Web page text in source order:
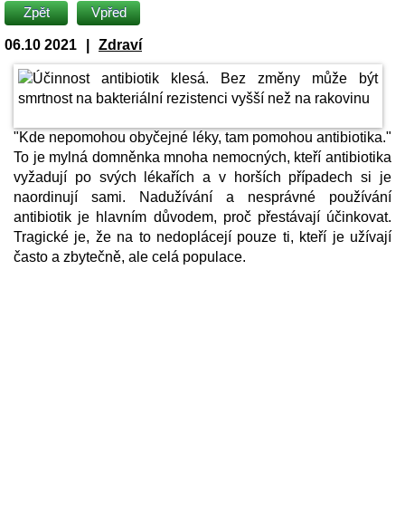
Zpět Vpřed
06.10 2021 Zdraví
"Kde nepomohou obyčejné léky, tam pomohou antibiotika."
To je mylná domněnka mnoha nemocných, kteří antibiotika
vyžadují po svých lékařích a v horších případech si je
naordinují sami. Nadužívání a nesprávné používání
antibiotik je hlavním důvodem, proč přestávají účinkovat.
Tragické je, že na to nedoplácejí pouze ti, kteří je užívají
často a zbytečně, ale celá populace.